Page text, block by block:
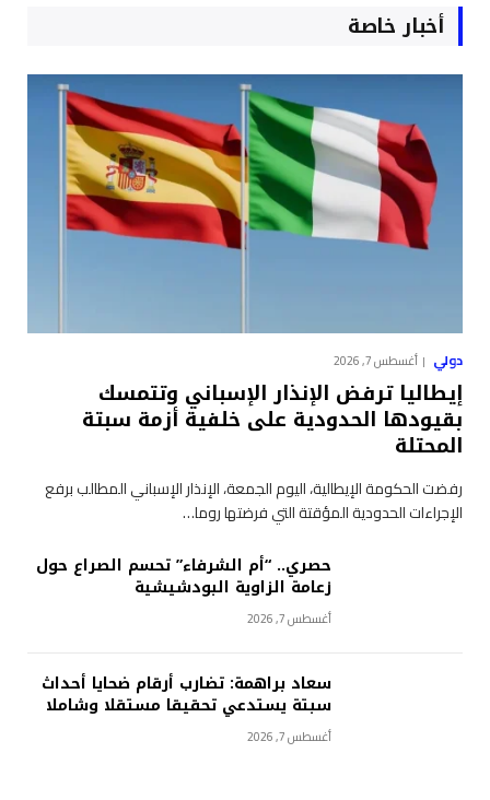
أخبار خاصة
دولي أغسطس 7, 2026
إيطاليا ترفض الإنذار الإسباني وتتمسك
بقيودها الحدودية على خلفية أزمة سبتة
المحتلة
رفضت الحكومة الإيطالية، اليوم الجمعة، الإنذار الإسباني المطالب برفع
الإجراءات الحدودية المؤقتة التي فرضتها روما…
حصري.. “أم الشرفاء” تحسم الصراع حول
زعامة الزاوية البودشيشية
أغسطس 7, 2026
سعاد براهمة: تضارب أرقام ضحايا أحداث
سبتة يستدعي تحقيقا مستقلا وشاملا
أغسطس 7, 2026